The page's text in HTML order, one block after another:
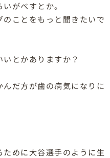
がべすとか。
のことをもっと聞きたいで
とかありますか？
んだ方が歯の病気になりに
めに大谷選手のように生